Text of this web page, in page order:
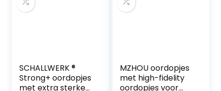
SCHALLWERK ®
Strong+ oordopjes
met extra sterke
MZHOU oordopjes
met high-fidelity
oordopjes voor